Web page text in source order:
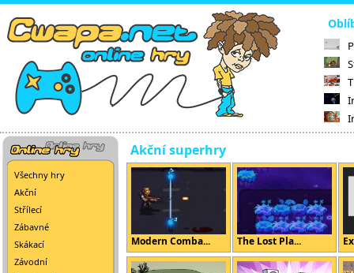
Všechny hry
Akční
Střílecí
Zábavné
Skákací
Závodní
Akční superhry
Modern Comba... The Lost Pla...